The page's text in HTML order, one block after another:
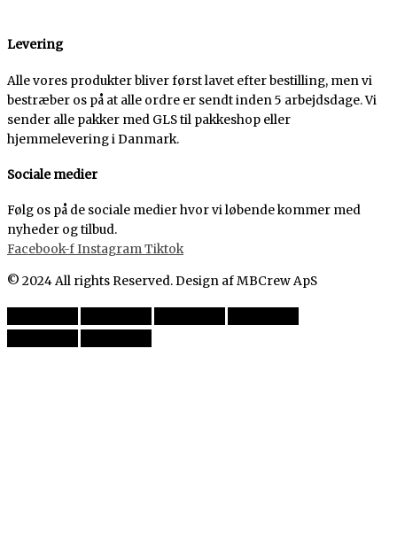
Levering
Alle vores produkter bliver først lavet efter bestilling, men vi
bestræber os på at alle ordre er sendt inden 5 arbejdsdage. Vi
sender alle pakker med GLS til pakkeshop eller
hjemmelevering i Danmark.
Sociale medier
Følg os på de sociale medier hvor vi løbende kommer med
nyheder og tilbud.
Facebook-fInstagramTiktok
© 2024 All rights Reserved. Design af MBCrew ApS